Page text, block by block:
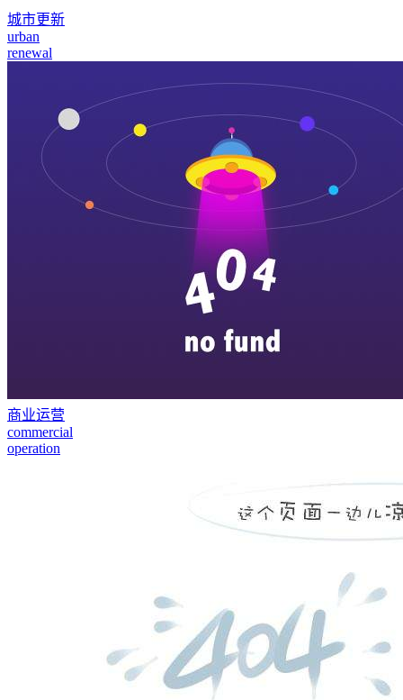
城市更新
urban
renewal
商业运营
commercial
operation